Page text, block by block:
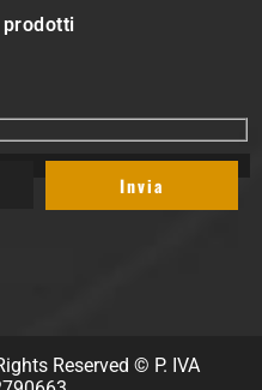
Reserved © P. IVA